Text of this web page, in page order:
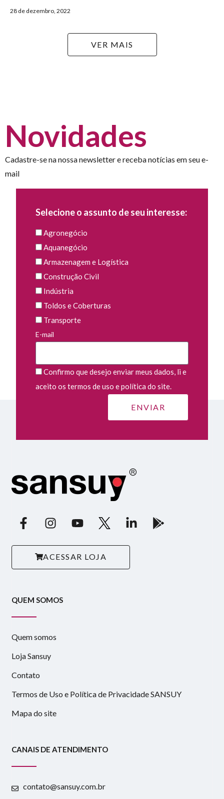
28 de dezembro, 2022
VER MAIS
Novidades
Cadastre-se na nossa newsletter e receba notícias em seu e-
mail
Selecione o assunto de seu interesse:
Agronegócio
Aquanegócio
Armazenagem e Logística
Construção Civil
Indústria
Toldos e Coberturas
Transporte
E-mail
Confirmo que desejo enviar meus dados, li e
aceito os termos de uso e política do site.
ACESSAR LOJA
QUEM SOMOS
Quem somos
Loja Sansuy
Contato
Termos de Uso e Política de Privacidade SANSUY
Mapa do site
CANAIS DE ATENDIMENTO
contato@sansuy.com.br